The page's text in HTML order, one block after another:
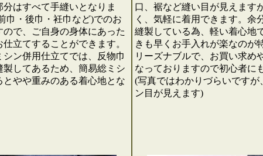
はすべて手縫いとなりま
巾・後巾・衽巾など)でのお
で、ご自身の身体にあった
立てすることができます。
シン併用仕立てでは、反物巾
製してあるため、簡易総ミシ
とやや重みのある着心地とな
口、裾など縫い目が見えます
く、気軽に着用できます。余
縫製している為、軽い着心地
きも早くお手入れが楽なのが
リーズナブルで、お買い求め
なっておりますので初心者に
(写真ではわかりづらいですが
ン目が見えます)